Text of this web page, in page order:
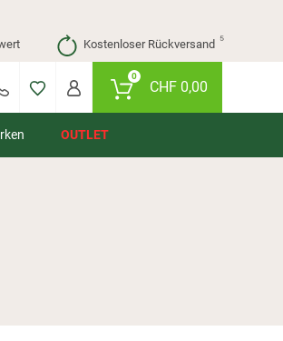
Kostenloser Rückversand ⁵
0
CHF0,00
OUTLET